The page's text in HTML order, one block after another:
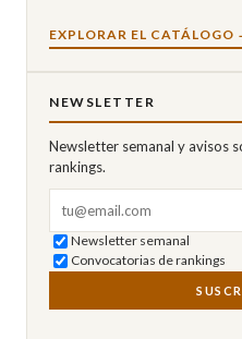
EXPLORAR EL CATÁLOGO
NEWSLETTER
Newsletter semanal y avisos
rankings.
Newsletter semanal
Convocatorias de rankings